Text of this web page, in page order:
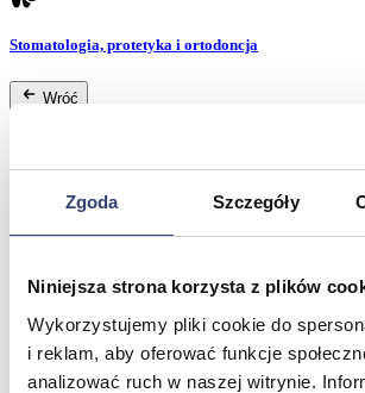
Zgoda Szczegóły
Niniejsza strona korzysta z plików
Wykorzystujemy pliki cookie do
i reklam, aby oferować funkcje
analizować ruch w naszej witrynie.
Stomatologia, protetyka i ortodoncja
Wróć
Ortodoncja
Pracownia protetyczna
Zobacz wszystko
Higiena
Wróć
Artykuły ochronne jednorazowe